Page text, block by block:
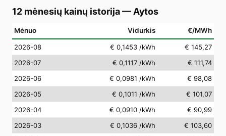
12 mėnesių kainų istorija— Aytos
Mėnuo Vidurkis €/MWh
2026-08 € 0,1453 /kWh
€ 145,27
2026-07
€ 0,1117 /kWh
€ 111,74
2026-06
€ 0,0981 /kWh
€ 98,08
2026-05
€ 0,1011 /kWh
€ 101,07
2026-04
€ 0,0910 /kWh
€ 90,99
2026-03
€ 0,1036 /kWh
€ 103,60